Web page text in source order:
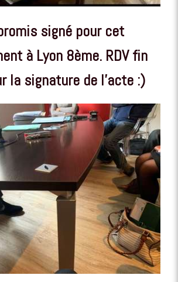
signé pour cet
à Lyon 8ème. RDV fin
la signature de l'acte :)